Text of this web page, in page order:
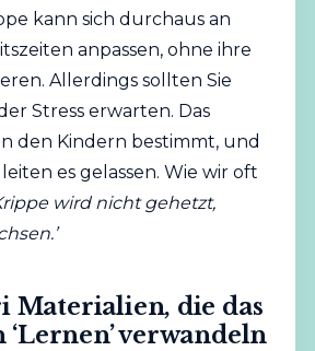
kann sich durchaus an
anpassen, ohne ihre
Allerdings sollten Sie
Stress erwarten. Das
den Kindern bestimmt, und
es gelassen. Wie wir oft
wird nicht gehetzt,
Materialien, die das
‘Lernen’ verwandeln